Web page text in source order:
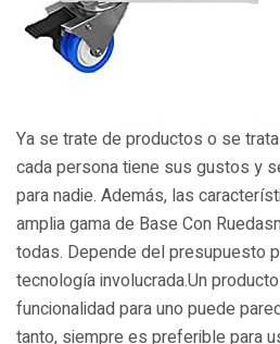
Ya se trate de productos o se
cada persona tiene sus gustos y
para nadie. Además, las
amplia gama de Base Con
todas. Depende del presupuesto
tecnología involucrada.Un
funcionalidad para uno puede
tanto, siempre es preferible para